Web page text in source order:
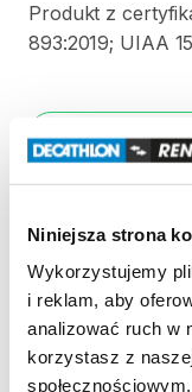
Niniejsza strona
Wykorzystujemy
i reklam, aby
analizować ruch w
korzystasz z
Produkt z
893:2019; UIAA
Strona
REGULAMIN
Regulamin